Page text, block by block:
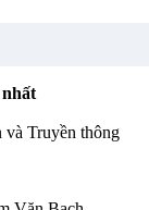
Truyền thông